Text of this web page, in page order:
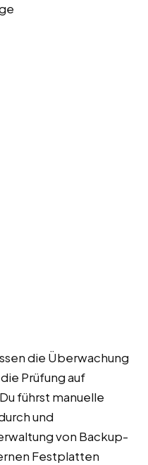
die Überwachung
Prüfung auf
führst manuelle
und
von Backup-
Festplatten